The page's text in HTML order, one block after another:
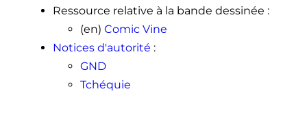
Ressource relative à la bande dessinée :
(en) Comic Vine
Notices d'autorité :
GND
Tchéquie